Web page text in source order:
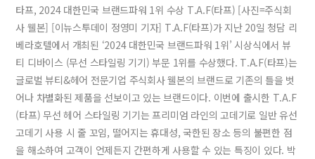
타프, 2024 대한민국 브랜드파워 1위 수상 T.A.F(타프) [사진=주식회
사 웰본] [이뉴스투데이 정영미 기자] T.A.F(타프)가 지난 20일 청담 리
베라호텔에서 개최된 ‘2024 대한민국 브랜드파워 1위’ 시상식에서 뷰
티 디바이스 (무선 스타일링 기기) 부문 1위를 수상했다. T.A.F(타프)는
글로벌 뷰티&헤어 전문기업 주식회사 웰본의 브랜드로 기존의 틀을 벗
어나 차별화된 제품을 선보이고 있는 브랜드이다. 이번에 출시한 T.A.F
(타프) 무선 헤어 스타일링 기기는 프리미엄 라인의 고데기로 일반 유선
고데기 사용 시 줄 꼬임, 떨어지는 휴대성, 국한된 장소 등의 불편한 점
을 해소하여 고객이 언제든지 간편하게 사용할 수 있는 특징이 있다. 박